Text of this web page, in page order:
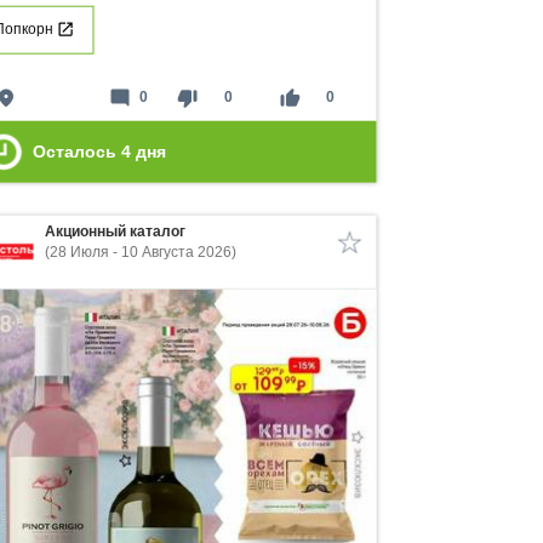
place thumb_down 0 thumb_up 0
mode_comment 0
Осталось 4 дня
Акционный каталог
(28 Июля - 10 Августа 2026)